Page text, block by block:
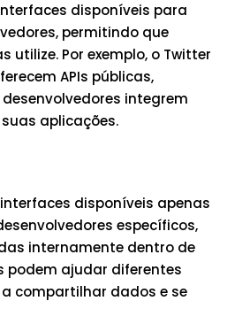
disponíveis para
permitindo que
utilize. Por exemplo, o Twitter
APIs públicas,
integrem
aplicações.
disponíveis apenas
específicos,
internamente dentro de
podem ajudar diferentes
compartilhar dados e se